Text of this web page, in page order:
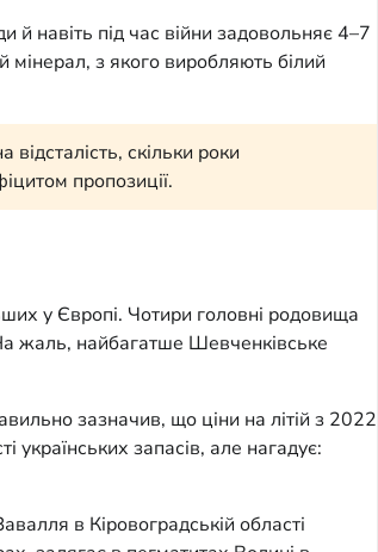
й навіть під час війни задовольняє 4–7
з якого виробляють білий
скільки роки
пропозиції.
у Європі. Чотири головні родовища
жаль, найбагатше Шевченківське
зазначив, що ціни на літій з 2022
запасів, але нагадує:
в Кіровоградській області